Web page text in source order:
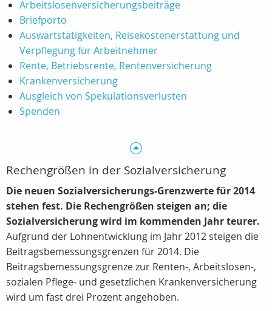
Arbeitslosenversicherungsbeiträge
Briefporto
Auswärtstätigkeiten, Reisekostenerstattung und
Verpflegung für Arbeitnehmer
Rente, Betriebsrente, Rentenversicherung
Krankenversicherung
Ausgleich von Spekulationsverlusten
Spenden
Rechengrößen in der Sozialversicherung
Die neuen Sozialversicherungs-Grenzwerte für 2014
stehen fest. Die Rechengrößen steigen an; die
Sozialversicherung wird im kommenden Jahr teurer.
Aufgrund der Lohnentwicklung im Jahr 2012 steigen die
Beitragsbemessungsgrenzen für 2014. Die
Beitragsbemessungsgrenze zur Renten-, Arbeitslosen-,
sozialen Pflege- und gesetzlichen Krankenversicherung
wird um fast drei Prozent angehoben.